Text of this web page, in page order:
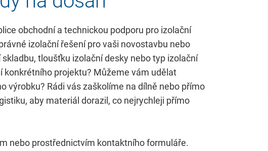
dveří
vozidel
Zisk prostoru
Odolnost proti
vlhkosti
obchodní a technickou podporu pro izolační
izolační řešení pro vaši novostavbu nebo
tloušťku izolační desky nebo typ izolační
konkrétního projektu? Můžeme vám udělat
výrobku? Rádi vás zaškolíme na dílně nebo přímo
aby materiál dorazil, co nejrychleji přímo
nebo prostřednictvím kontaktního formuláře.